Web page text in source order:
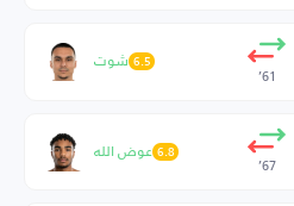
61’
شوت 6.5
67’
عوض الله6.8